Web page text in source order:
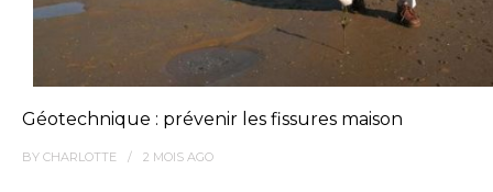
Géotechnique : prévenir les fissures maison
BY CHARLOTTE 2 MOIS AGO